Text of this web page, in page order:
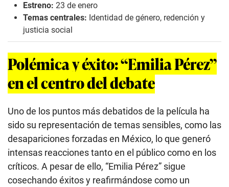
Estreno: 23 de enero
Temas centrales: Identidad de género, redención y
justicia social
Polémica y éxito: “Emilia Pérez”
en el centro del debate
Uno de los puntos más debatidos de la película ha
sido su representación de temas sensibles, como las
desapariciones forzadas en México, lo que generó
intensas reacciones tanto en el público como en los
críticos. A pesar de ello, “Emilia Pérez” sigue
cosechando éxitos y reafirmándose como un